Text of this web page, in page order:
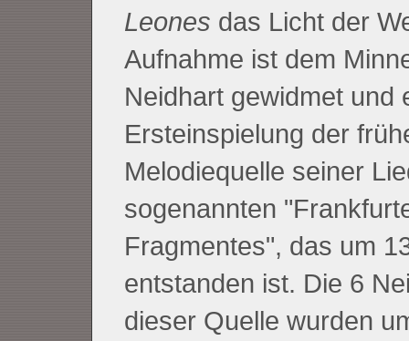
Leones das Licht der
Aufnahme ist dem
Neidhart gewidmet und
Ersteinspielung der
Melodiequelle seiner
sogenannten
Fragmentes", das um
entstanden ist. Die 6
dieser Quelle wurden